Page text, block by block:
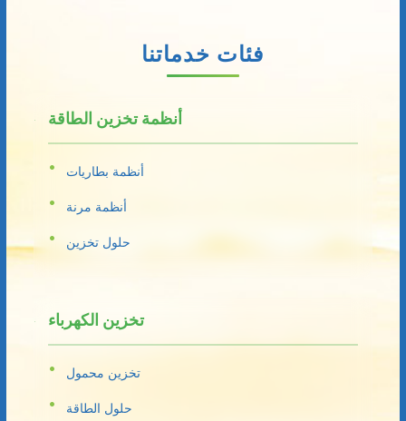
فئات خدماتنا
أنظمة تخزين الطاقة
أنظمة بطاريات
أنظمة مرنة
حلول تخزين
تخزين الكهرباء
تخزين محمول
حلول الطاقة